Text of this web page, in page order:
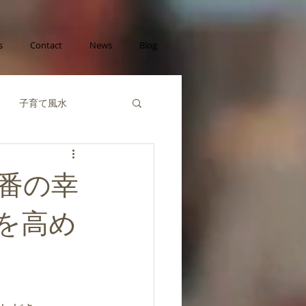
Contact News Blog
子育て風水
財運の風水
の幸
高め